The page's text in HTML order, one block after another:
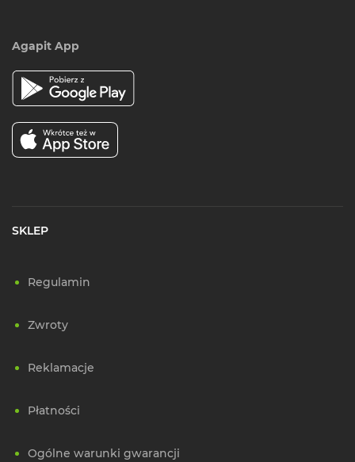
Agapit App
SKLEP
Regulamin
Zwroty
Reklamacje
Płatności
Ogólne warunki gwarancji